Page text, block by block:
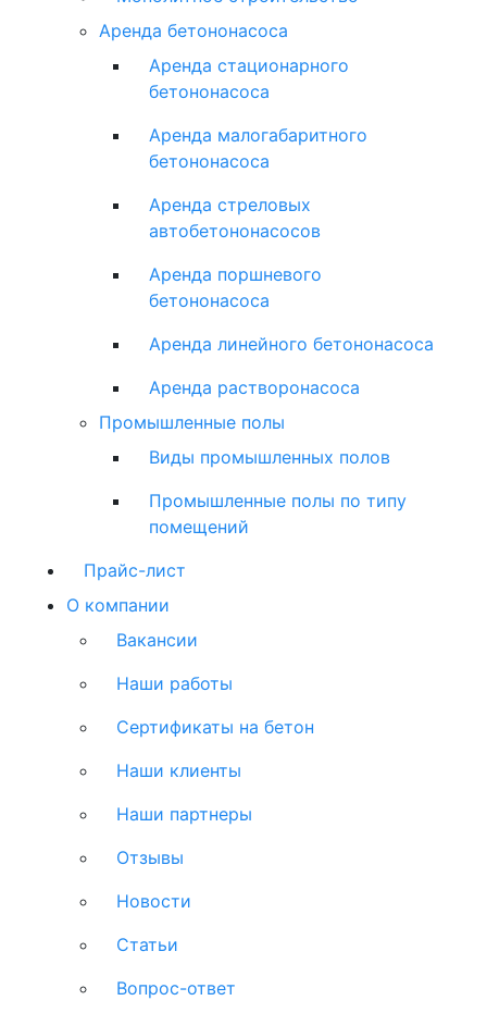
Аренда бетононасоса
Аренда стационарного
бетононасоса
Аренда малогабаритного
бетононасоса
Аренда стреловых
автобетононасосов
Аренда поршневого
бетононасоса
Аренда линейного бетононасоса
Аренда растворонасоса
Промышленные полы
Виды промышленных полов
Промышленные полы по типу
помещений
Прайс-лист
О компании
Вакансии
Наши работы
Сертификаты на бетон
Наши клиенты
Наши партнеры
Отзывы
Новости
Статьи
Вопрос-ответ